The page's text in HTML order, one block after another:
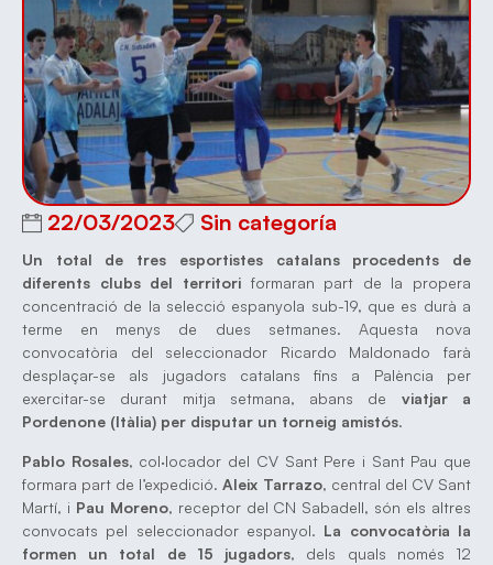
22/03/2023 Sin categoría
Un total de tres esportistes catalans procedents de
diferents clubs del territori formaran part de la propera
concentració de la selecció espanyola sub-19, que es durà a
terme en menys de dues setmanes. Aquesta nova
convocatòria del seleccionador Ricardo Maldonado farà
desplaçar-se als jugadors catalans fins a Palència per
exercitar-se durant mitja setmana, abans de viatjar a
Pordenone (Itàlia) per disputar un torneig amistós.
Pablo Rosales, col·locador del CV Sant Pere i Sant Pau que
formara part de l’expedició.Aleix Tarrazo, central del CV Sant
Martí, i Pau Moreno, receptor del CN Sabadell, són els altres
convocats pel seleccionador espanyol. La convocatòria la
formen un total de 15 jugadors, dels quals només 12